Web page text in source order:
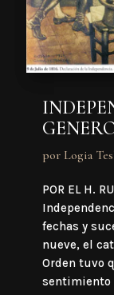
por Logia
POR EL H.
fechas y
nueve, el
Orden tuvo
sentimiento